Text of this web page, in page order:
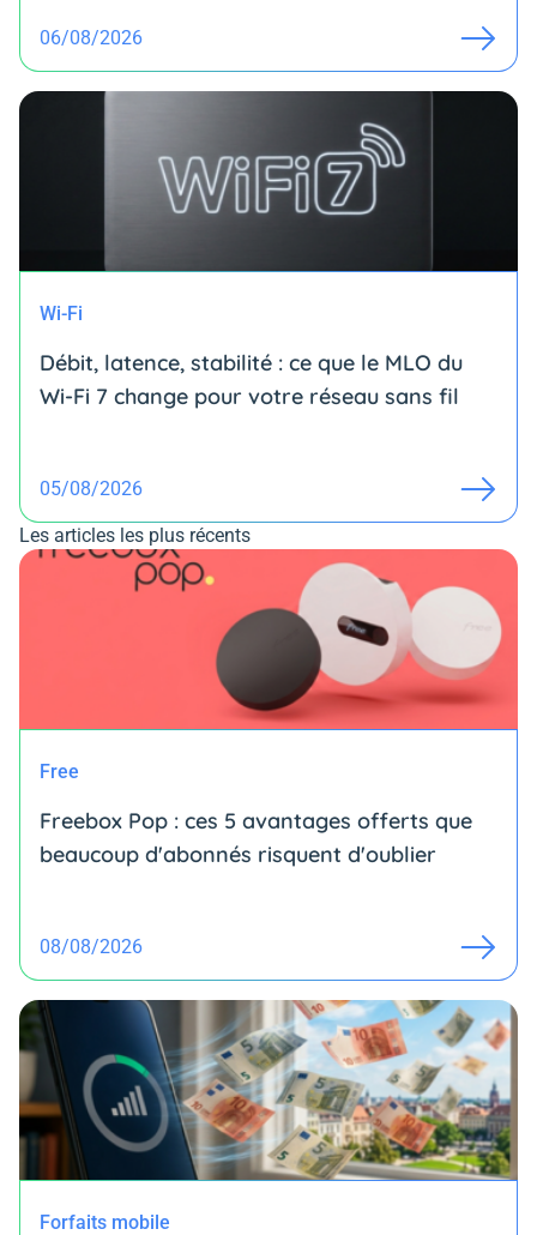
06/08/2026
Wi-Fi
Débit, latence, stabilité : ce que le MLO du
Wi-Fi 7 change pour votre réseau sans fil
05/08/2026
Les articles les plus récents
Free
Freebox Pop : ces 5 avantages offerts que
beaucoup d'abonnés risquent d'oublier
08/08/2026
Forfaits mobile